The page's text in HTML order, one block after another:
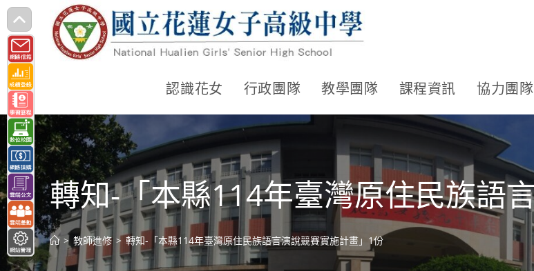
跳
轉
至
主
要
內
容
認識花女 行政團隊 教學團隊 課程資訊 協力團隊
轉知-「本縣114年臺灣原住民族語
> 教師進修 > 轉知-「本縣114年臺灣原住民族語言演說競賽實施計畫」1份